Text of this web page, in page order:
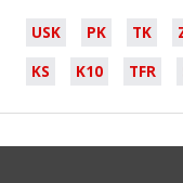
USK PK TK
KS
K10 TFR